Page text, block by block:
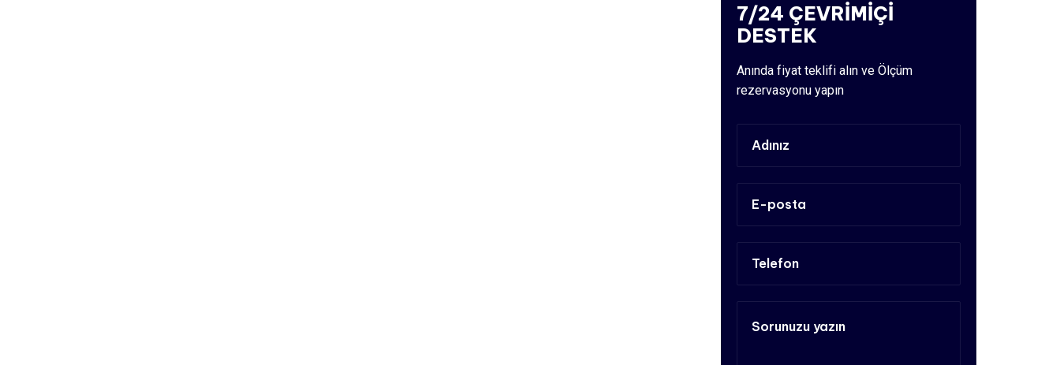
7/24 ÇEVRİMİÇİ
DESTEK
Anında fiyat teklifi alın ve Ölçüm
rezervasyonu yapın